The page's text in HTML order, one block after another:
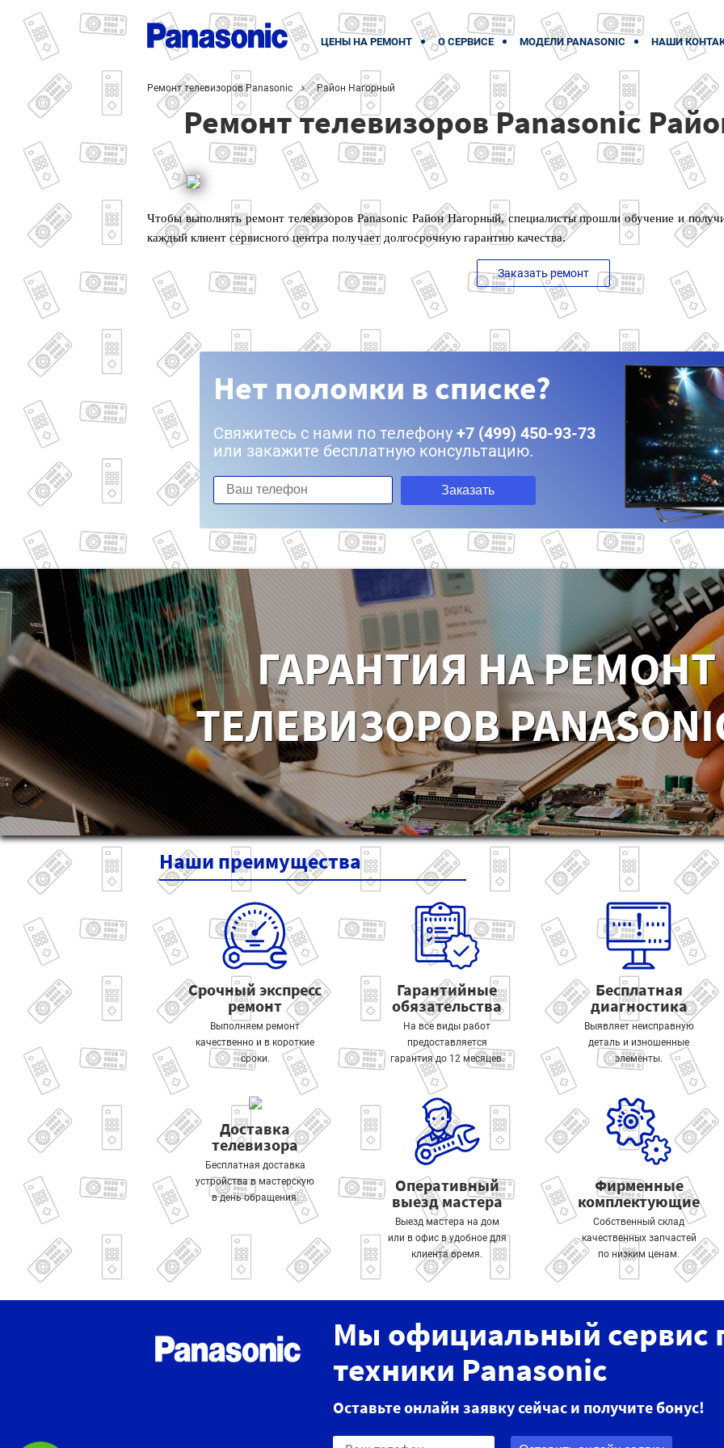
ЦЕНЫ НА РЕМОНТ О СЕРВИСЕ МОДЕЛИ PANASONIC НАШИ
Ремонт телевизоров Panasonic Район Нагорный
Ремонт телевизоров Panasonic
Чтобы выполнять ремонт телевизоров Panasonic Район Нагорный, специалисты прошли обучение и
каждый клиент сервисного центра получает долгосрочную гарантию качества.
Заказать ремонт
Нет поломки в списке?
Свяжитесь с нами по телефону +7 (499) 450-93-73
или закажите бесплатную консультацию.
Заказать
ГАРАНТИЯ НА РЕМОНТ
ТЕЛЕВИЗОРОВ
Наши преимущества
Срочный экспресс
ремонт
Выполняем ремонт
качественно и в короткие
сроки.
Гарантийные
обязательства
На все виды работ
предоставляется
гарантия до 12 месяцев.
Бесплатная
диагностика
Выявляет неисправную
деталь и изношенные
элементы.
Доставка
телевизора
Бесплатная доставка
устройства в мастерскую
в день обращения.
Оперативный
выезд мастера
Выезд мастера на дом
или в офис в удобное для
клиента время.
Фирменные
комплектующие
Собственный склад
качественных запчастей
по низким ценам.
Мы официальный сервис
техники Panasonic
Оставьте онлайн заявку сейчас и получите бонус!